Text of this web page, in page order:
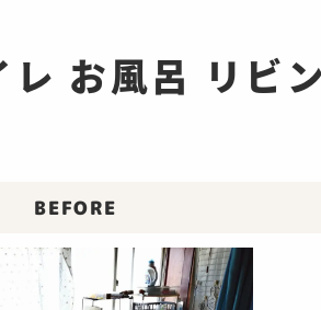
お風呂 リビ
BEFORE